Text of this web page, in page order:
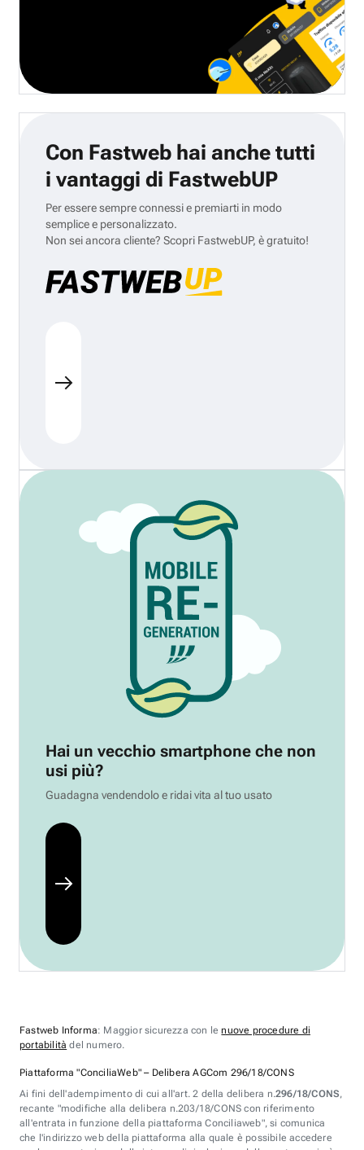
Con Fastweb hai anche tutti
i vantaggi di FastwebUP
Per essere sempre connessi e premiarti in modo
semplice e personalizzato.
Non sei ancora cliente? Scopri FastwebUP, è gratuito!
Hai un vecchio smartphone che non
usi più?
Guadagna vendendolo e ridai vita al tuo usato
Fastweb Informa: Maggior sicurezza con lenuove procedure di
portabilità del numero.
Piattaforma "ConciliaWeb" – Delibera AGCom 296/18/CONS
Ai fini dell'adempimento di cui all'art. 2 della delibera n.296/18/CONS,
recante "modifiche alla delibera n.203/18/CONS con riferimento
all'entrata in funzione della piattaforma Conciliaweb", si comunica
che l'indirizzo web della piattaforma alla quale è possibile accedere